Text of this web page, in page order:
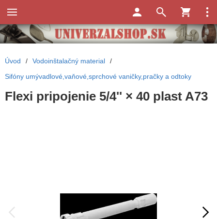
Úvod / Vodoinštalačný material
/
Sifóny umývadlové,vaňové,sprchové vaničky,pračky a odtoky
Flexi pripojenie 5/4'' × 40 plast A73